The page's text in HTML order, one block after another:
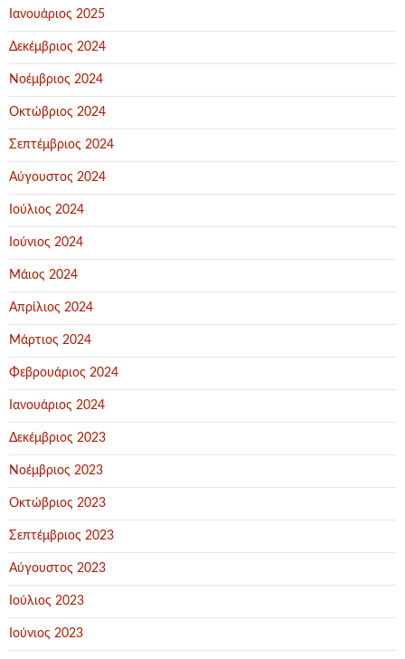
Ιανουάριος 2025
Δεκέμβριος 2024
Νοέμβριος 2024
Οκτώβριος 2024
Σεπτέμβριος 2024
Αύγουστος 2024
Ιούλιος 2024
Ιούνιος 2024
Μάιος 2024
Απρίλιος 2024
Μάρτιος 2024
Φεβρουάριος 2024
Ιανουάριος 2024
Δεκέμβριος 2023
Νοέμβριος 2023
Οκτώβριος 2023
Σεπτέμβριος 2023
Αύγουστος 2023
Ιούλιος 2023
Ιούνιος 2023